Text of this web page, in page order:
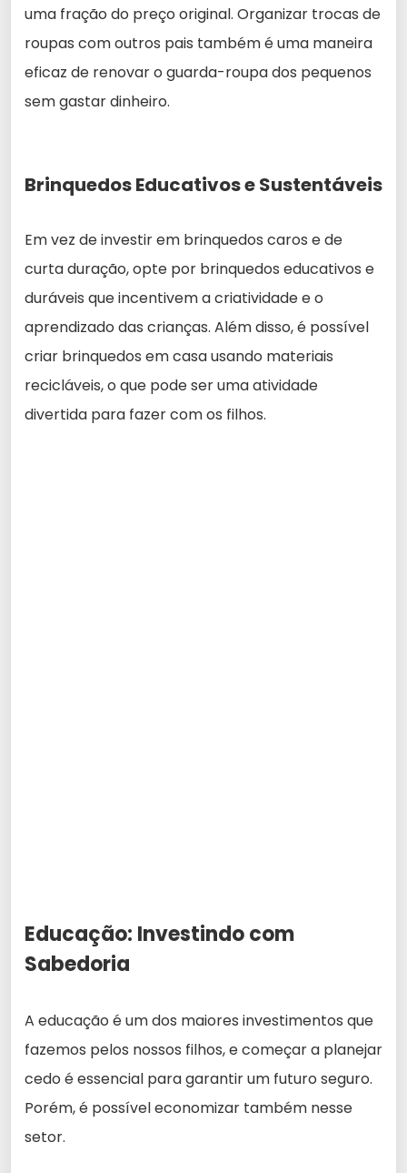
uma fração do preço original. Organizar trocas de
roupas com outros pais também é uma maneira
eficaz de renovar o guarda-roupa dos pequenos
sem gastar dinheiro.
Brinquedos Educativos e Sustentáveis
Em vez de investir em brinquedos caros e de
curta duração, opte por brinquedos educativos e
duráveis que incentivem a criatividade e o
aprendizado das crianças. Além disso, é possível
criar brinquedos em casa usando materiais
recicláveis, o que pode ser uma atividade
divertida para fazer com os filhos.
Educação: Investindo com
Sabedoria
A educação é um dos maiores investimentos que
fazemos pelos nossos filhos, e começar a planejar
cedo é essencial para garantir um futuro seguro.
Porém, é possível economizar também nesse
setor.